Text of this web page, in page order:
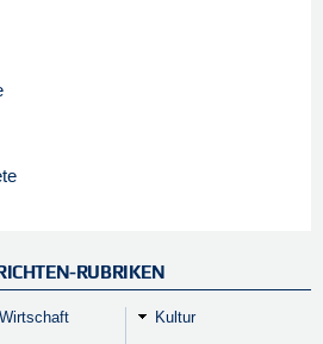
RUBRIKEN
Wirtschaft Kultur